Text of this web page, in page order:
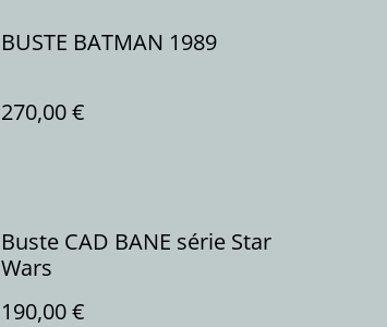
BUSTE BATMAN 1989
270,00 €
Buste CAD BANE série Star
Wars
190,00 €